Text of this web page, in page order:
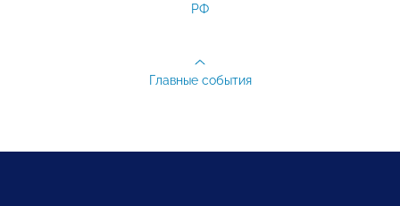
РФ
Главные события